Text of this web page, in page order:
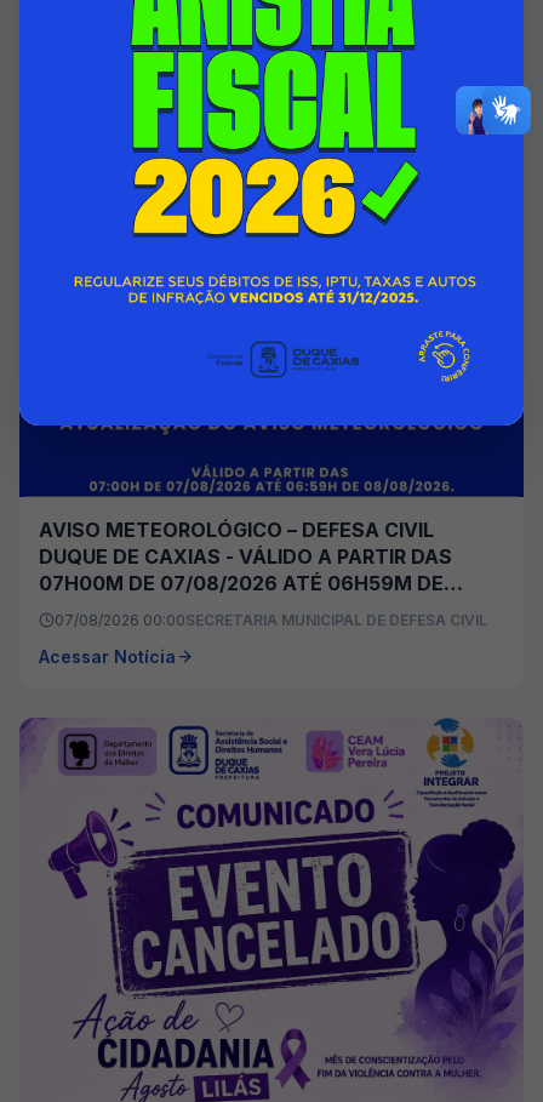
HOSPITAL INFANTIL ISMÉLIA DA SILVEIRA
PASSA A CONTAR COM ÁREA DO 1º ANDAR
TOTALMENTE REFORMADA
SECRETARIA MUNICIPAL DE SAÚDE
Acessar Notícia
AVISO METEOROLÓGICO – DEFESA CIVIL
DUQUE DE CAXIAS - VÁLIDO A PARTIR DAS
07H00M DE 07/08/2026 ATÉ 06H59M DE
08/08/2026
07/08/2026 00:00SECRETARIA MUNICIPAL DE DEFESA CIVIL
Acessar Notícia